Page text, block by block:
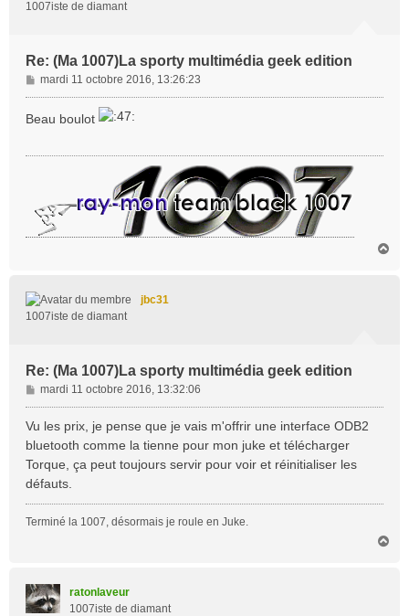
1007iste de diamant
Re: (Ma 1007)La sporty multimédia geek edition
M
e
s
g
mardi 11 octobre 2016, 13:26:23
Beau boulot
jbc31
1007iste de diamant
Re: (Ma 1007)La sporty multimédia geek edition
M
e
a
g
e
mardi 11 octobre 2016, 13:32:06
Vu les prix, je pense que je vais m'offrir une interface ODB2
bluetooth comme la tienne pour mon juke et télécharger
Torque, ça peut toujours servir pour voir et réinitialiser les
défauts.
Terminé la 1007, désormais je roule en Juke.
ratonlaveur
1007iste de diamant